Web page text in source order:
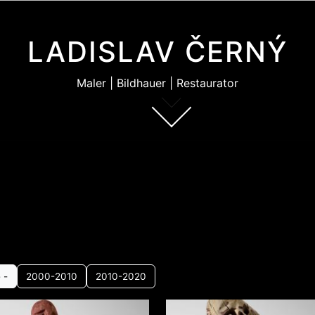
LADISLAV ČERNÝ
Maler | Bildhauer | Restaurator
- 2000-2010 2010-2020